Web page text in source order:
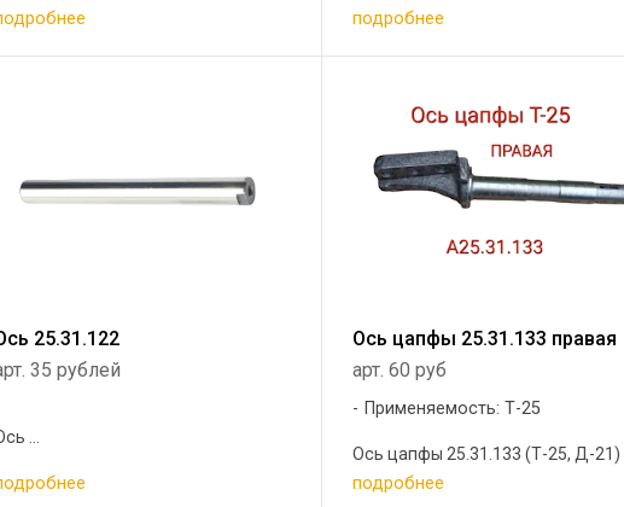
подробнее
25.31.122
35 рублей
...
Ось цапфы 25.31.133 правая
арт. 60 руб
Применяемость: Т-25
Ось цапфы 25.31.133 (Т-25, Д-21)
подробнее